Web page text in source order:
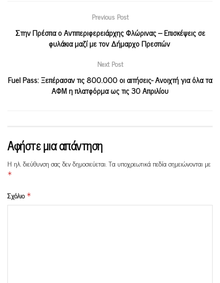
Previous Post
Στην Πρέσπα ο Αντιπεριφερειάρχης Φλώρινας – Επισκέψεις σε
φυλάκια μαζί με τον Δήμαρχο Πρεσπών
Next Post
Fuel Pass: Ξεπέρασαν τις 800.000 οι αιτήσεις- Ανοιχτή για όλα τα
ΑΦΜ η πλατφόρμα ως τις 30 Απριλίου
Αφήστε μια απάντηση
Η ηλ. διεύθυνση σας δεν δημοσιεύεται.Τα υποχρεωτικά πεδία σημειώνονται με
*
Σχόλιο *